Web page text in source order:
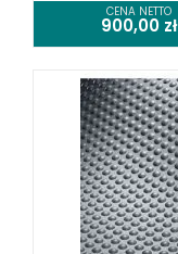
KOSZT DOSTAWY
CENA NETTO
900,00 zł